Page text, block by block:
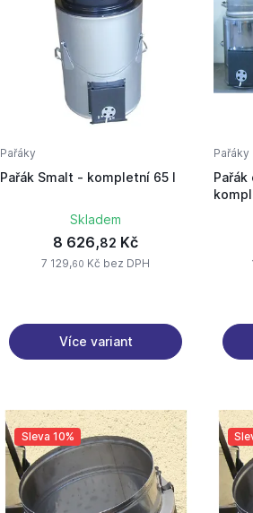
Pařáky
Pařák Smalt - kompletní 65 l
Skladem
8 626,82 Kč
7 129,60 Kč bez DPH
Více variant
Pařáky
Sleva 10%